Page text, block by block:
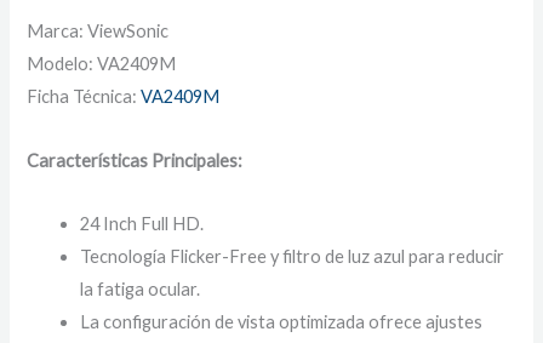
Marca: ViewSonic
Modelo: VA2409M
Ficha Técnica:VA2409M
Características Principales:
24 Inch Full HD.
Tecnología Flicker-Free y filtro de luz azul para reducir
la fatiga ocular.
La configuración de vista optimizada ofrece ajustes